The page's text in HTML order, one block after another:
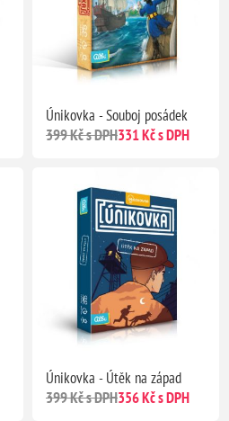
Únikovka - Souboj posádek
399 Kč s DPH331 Kč s DPH
Únikovka - Útěk na západ
399 Kč s DPH356 Kč s DPH